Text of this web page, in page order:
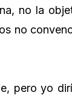
no la
no
pero yo